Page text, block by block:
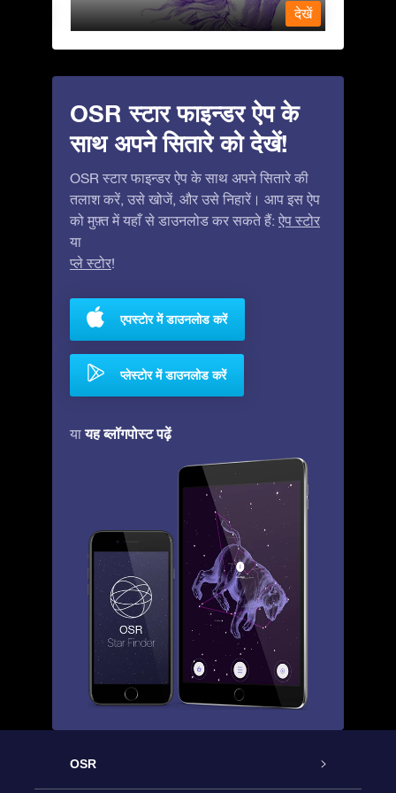
देखें
OSR स्टार फाइन्डर ऐप के
साथ अपने सितारे को देखें!
OSR स्टार फाइन्डर ऐप के साथ अपने सितारे की
तलाश करें, उसे खोजें, और उसे निहारें। आप इस ऐप
को मुफ़्त में यहाँ से डाउनलोड कर सकते हैं: ऐप स्टोर
या
प्ले स्टोर!
एपस्टोर में डाउनलोड करें
प्लेस्टोर में डाउनलोड करें
यायह ब्लॉगपोस्ट पढ़ें
OSR